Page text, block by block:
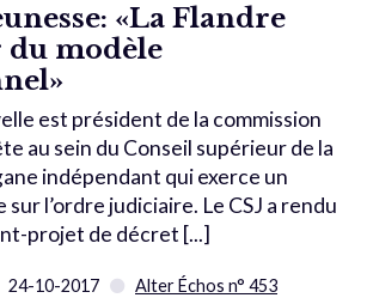
«La Flandre
modèle
est président de la commission
au sein du Conseil supérieur de la
indépendant qui exerce un
l’ordre judiciaire. Le CSJ a rendu
projet de décret [...]
24-10-2017 Alter Échos n° 453